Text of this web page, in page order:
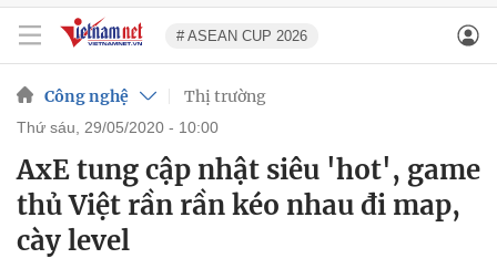
# ASEAN CUP 2026
Công nghệ Thị trường
thứ sáu, 29/05/2020 - 10:00
AxE tung cập nhật siêu 'hot', game
thủ Việt rần rần kéo nhau đi map,
cày level